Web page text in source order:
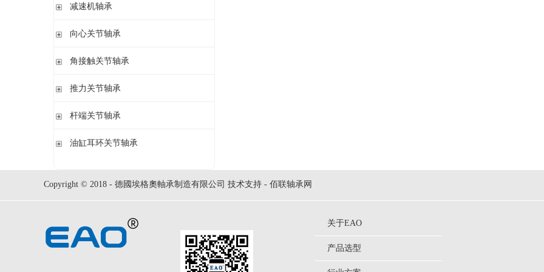
立式轴承座LOE,剖分用于圆柱孔调心滚子轴承
立式轴承座LOE,剖分适用于带紧定套的圆锥孔调心滚子轴承
立式轴承座BND,非剖分适用于调心滚子轴承
带法兰的轴承座F5,非剖分用于带紧定套的圆锥孔轴承
锁紧螺母
止动垫圈
止动卡板
减速机轴承
无外圈满装圆柱滚子轴承 RSL系列
外球面满滚子轴承 SL05,SL06 系列
双列满装圆柱滚子轴承 SL1849系列
单列满装圆柱滚子轴承 SL1830 系列
向心关节轴承
向心关节轴承
角接触关节轴承
角接触关节轴承
推力关节轴承
推力关节轴承
杆端关节轴承
杆端关节轴承
油缸耳环关节轴承
Copyright © 2018 - 德國埃格奧軸承制造有限公司 技术支持 - 佰联轴承网
关于EAO
产品选型